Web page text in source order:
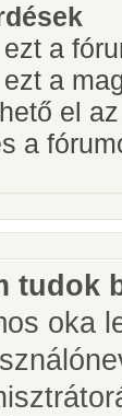
a
a
el
a
tudok
oka